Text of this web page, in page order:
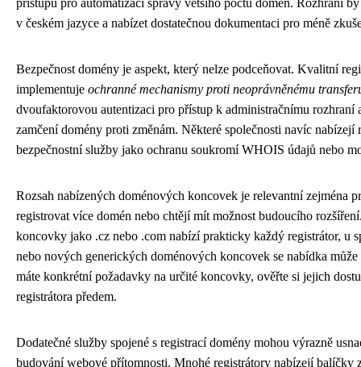
přístupu pro automatizaci správy většího počtu domén. Rozhraní
v českém jazyce a nabízet dostatečnou dokumentaci pro méně
Bezpečnost domény je aspekt, který nelze podceňovat. Kvalitní
implementuje ochranné mechanismy proti neoprávněnému
dvoufaktorovou autentizaci pro přístup k administračnímu rozhraní
zamčení domény proti změnám. Některé společnosti navíc nabízejí
bezpečnostní služby jako ochranu soukromí WHOIS údajů nebo
Rozsah nabízených doménových koncovek je relevantní zejména
registrovat více domén nebo chtějí mít možnost budoucího
koncovky jako .cz nebo .com nabízí prakticky každý registrátor, u
nebo nových generických doménových koncovek se nabídka
máte konkrétní požadavky na určité koncovky, ověřte si jejich
registrátora předem.
Dodatečné služby spojené s registrací domény mohou výrazně
budování webové přítomnosti. Mnohé registrátory nabízejí balíčky